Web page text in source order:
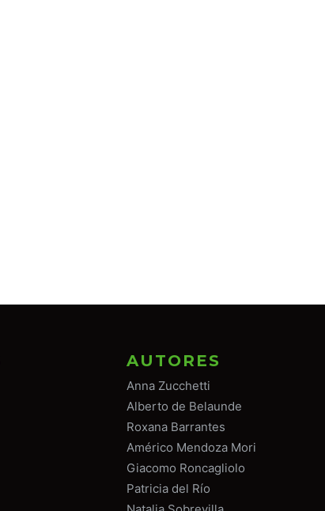
AUTORES
Anna Zucchetti
Alberto de Belaunde
Roxana Barrantes
Américo Mendoza Mori
Giacomo Roncagliolo
Patricia del Río